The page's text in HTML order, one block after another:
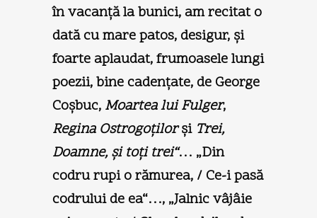
în vacanţă la bunici, am recitat o
dată cu mare patos, desigur, şi
foarte aplaudat, frumoasele lungi
poezii, bine cadenţate, de George
Coşbuc, Moartea lui Fulger,
Regina Ostrogoţilorşi Trei,
Doamne, şi toţi trei“… „Din
codru rupi o rămurea, / Ce-i pasă
codrului de ea“…, „Jalnic vâjâie